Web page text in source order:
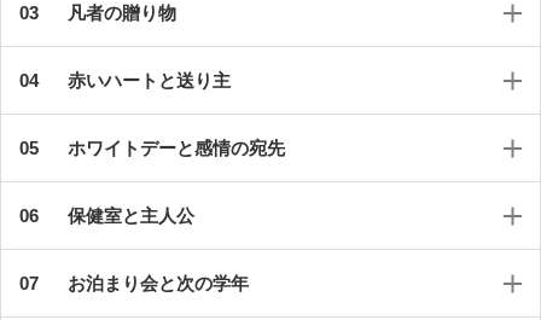
凡者の贈り物
赤いハートと送り主
ホワイトデーと感情の宛先
保健室と主人公
お泊まり会と次の学年